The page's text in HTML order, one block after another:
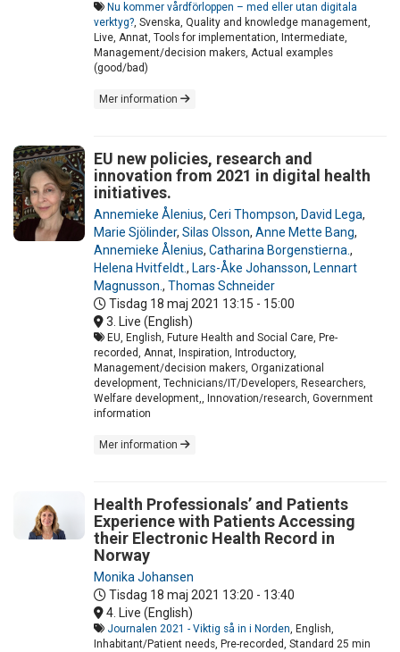
Nu kommer vårdförloppen – med eller utan digitala
verktyg?, Svenska, Quality and knowledge management,
Live, Annat, Tools for implementation, Intermediate,
Management/decision makers, Actual examples
(good/bad)
Mer information
EU new policies, research and
innovation from 2021 in digital health
initiatives.
Annemieke Ålenius, Ceri Thompson, David Lega,
Marie Sjölinder, Silas Olsson, Anne Mette Bang,
Annemieke Ålenius, Catharina Borgenstierna.,
Helena Hvitfeldt., Lars-Åke Johansson, Lennart
Magnusson., Thomas Schneider
Tisdag 18 maj 2021 13:15 - 15:00
3. Live (English)
EU, English, Future Health and Social Care, Pre-
recorded, Annat, Inspiration, Introductory,
Management/decision makers, Organizational
development, Technicians/IT/Developers, Researchers,
Welfare development,, Innovation/research, Government
information
Mer information
Health Professionals’ and Patients
Experience with Patients Accessing
their Electronic Health Record in
Norway
Monika Johansen
Tisdag 18 maj 2021 13:20 - 13:40
4. Live (English)
Journalen 2021 - Viktig så in i Norden, English,
Inhabitant/Patient needs, Pre-recorded, Standard 25 min